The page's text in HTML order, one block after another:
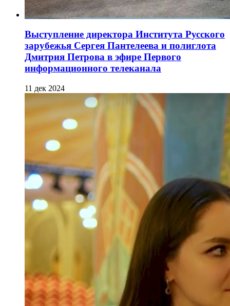
Выступление директора Института Русского
зарубежья Сергея Пантелеева и полиглота
Дмитрия Петрова в эфире Первого
информационного телеканала
11 дек 2024